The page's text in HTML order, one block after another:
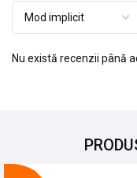
Nu există recenzii până